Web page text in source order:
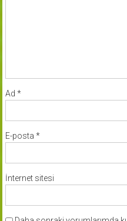
Ad *
E-posta *
İnternet sitesi